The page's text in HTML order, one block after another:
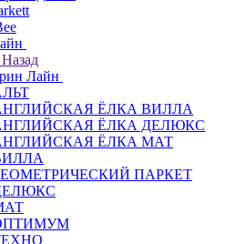
Назад
Лайн
ЁЛКА ВИЛЛА
ЁЛКА ДЕЛЮКС
ЁЛКА МАТ
ПАРКЕТ